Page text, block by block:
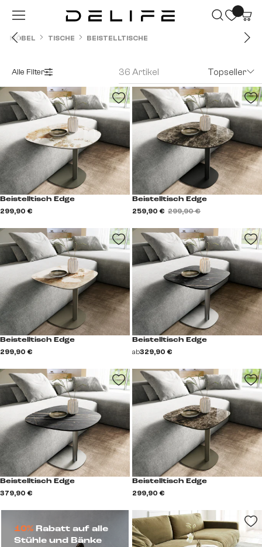
Zum Hauptinhalt springen
MÖBEL TISCHE BEISTELLTISCHE
Alle Filter 36 Artikel Topseller
10%Rabatt auf alle
Stühle und Bänke
Beistelltisch Edge
299,90 €
Beistelltisch Edge
259,90 € 299,90 €
Beistelltisch Edge
299,90 €
Beistelltisch Edge
ab329,90 €
Beistelltisch Edge
379,90 €
Beistelltisch Edge
299,90 €